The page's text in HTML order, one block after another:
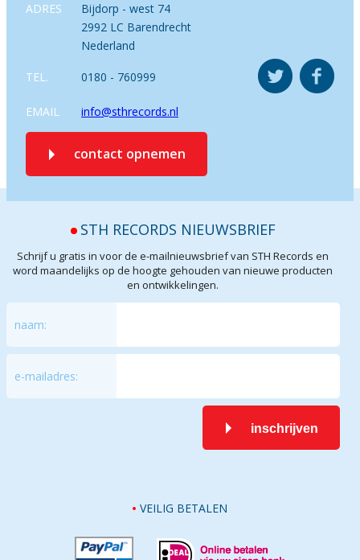
ADRES
Bijdorp - west 74
2992 LC Barendrecht
Nederland
TEL. 0180 - 760999
EMAIL info@sthrecords.nl
contact opnemen
STH RECORDS NIEUWSBRIEF
Schrijf u gratis in voor de e-mailnieuwsbrief van STH Records en
word maandelijks op de hoogte gehouden van nieuwe producten
en ontwikkelingen.
naam:
e-mailadres:
inschrijven
VEILIG BETALEN